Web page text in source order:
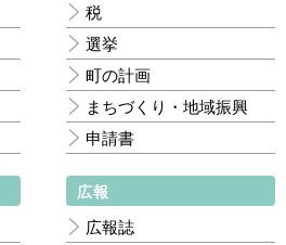
税
選挙
町の計画
まちづくり・地域振興
申請書
広報
広報誌